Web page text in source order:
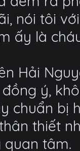
nói tôi
ấy là
Hải
ý,
chuẩn bị
thiết
quan tâm.